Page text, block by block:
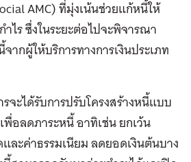
AMC) ที่มุ่งเน้นช่วยแก้หนี้ให้
ไร ซึ่งในระยะต่อไปจะพิจารณา
ากผู้ให้บริการทางการเงินประเภท
จะได้รับการปรับโครงสร้างหนี้แบบ
อลดภาระหนี้ อาทิเช่น ยกเว้น
ละค่าธรรมเนียม ลดยอดเงินต้นบาง